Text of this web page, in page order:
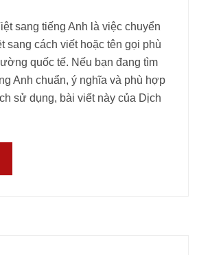
sang tiếng Anh là việc chuyển
sang cách viết hoặc tên gọi phù
quốc tế. Nếu bạn đang tìm
Anh chuẩn, ý nghĩa và phù hợp
sử dụng, bài viết này của Dịch